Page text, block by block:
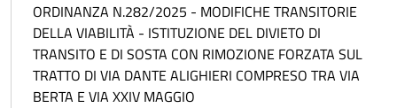
ORDINANZA N.282/2025 - MODIFICHE TRANSITORIE
DELLA VIABILITÀ - ISTITUZIONE DEL DIVIETO DI
TRANSITO E DI SOSTA CON RIMOZIONE FORZATA SUL
TRATTO DI VIA DANTE ALIGHIERI COMPRESO TRA VIA
BERTA E VIA XXIV MAGGIO